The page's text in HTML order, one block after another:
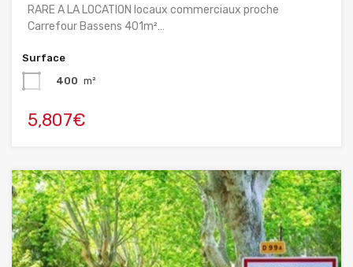
RARE A LA LOCATION locaux commerciaux proche
Carrefour Bassens 401m²…
Surface
400 m²
5,807€